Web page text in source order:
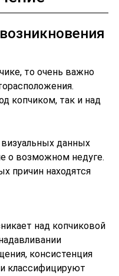
то очень важно
копчиком, так и над
данных
о возможном недуге.
причин находятся
над копчиковой
консистенция
классифицируют